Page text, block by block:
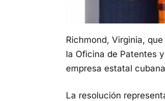
Richmond, Virginia,
la Oficina de Patentes
empresa estatal
La resolución